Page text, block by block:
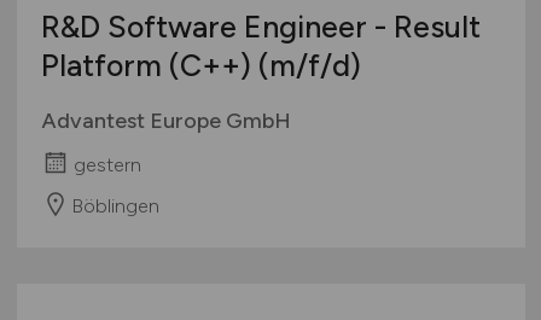
R&D Software Engineer - Result
Platform (C++) (m/f/d)
Advantest Europe GmbH
gestern
Böblingen